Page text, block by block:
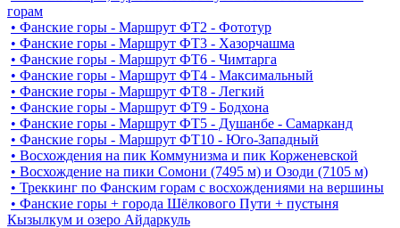
горам
• Фанские горы - Маршрут ФТ2 - Фототур
• Фанские горы - Маршрут ФТ3 - Хазорчашма
• Фанские горы - Маршрут ФТ6 - Чимтарга
• Фанские горы - Маршрут ФТ4 - Максимальный
• Фанские горы - Маршрут ФТ8 - Легкий
• Фанские горы - Маршрут ФТ9 - Бодхона
• Фанские горы - Маршрут ФТ5 - Душанбе - Самарканд
• Фанские горы - Маршрут ФТ10 - Юго-Западный
• Восхождения на пик Коммунизма и пик Корженевской
• Восхождение на пики Сомони (7495 м) и Озоди (7105 м)
• Треккинг по Фанским горам c восхождениями на вершины
• Фанские горы + города Шёлкового Пути + пустыня
Кызылкум и озеро Айдаркуль